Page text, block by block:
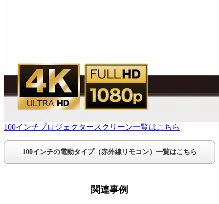
100インチプロジェクタースクリーン一覧はこちら
100インチの電動タイプ（赤外線リモコン）一覧はこちら
関連事例